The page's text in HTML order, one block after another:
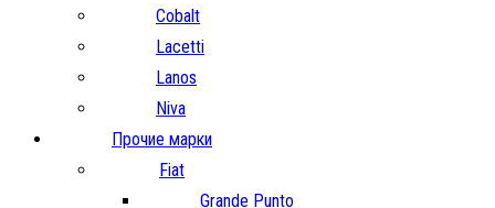
Cobalt
Lacetti
Lanos
Niva
Прочие марки
Fiat
Grande Punto